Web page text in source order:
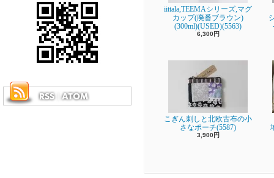
iittala,TEEMAシリーズ,マグ
カップ(廃番ブラウン)
(300ml)(USED)(5563)
6,300円
こぎん刺しと北欧古布の小
さなポーチ(5587)
3,900円